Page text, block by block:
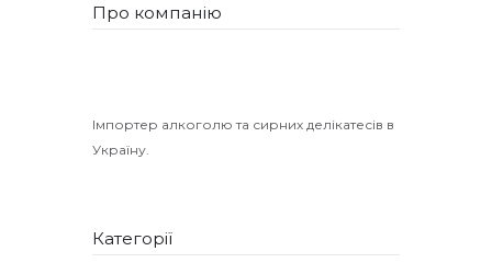
Про компанію
Імпортер алкоголю та сирних делікатесів в
Україну.
Категорії